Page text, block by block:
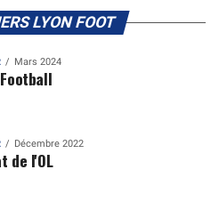
LYON FOOT
Mars 2024
Décembre 2022
de l'OL